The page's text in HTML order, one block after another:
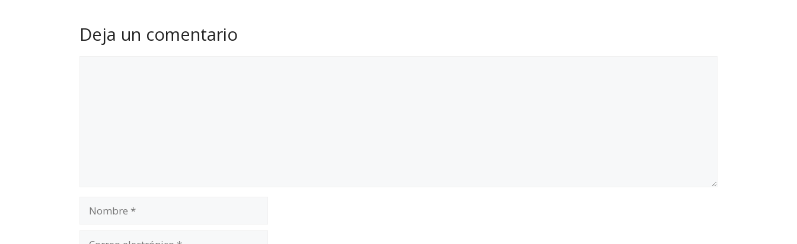
Deja un comentario